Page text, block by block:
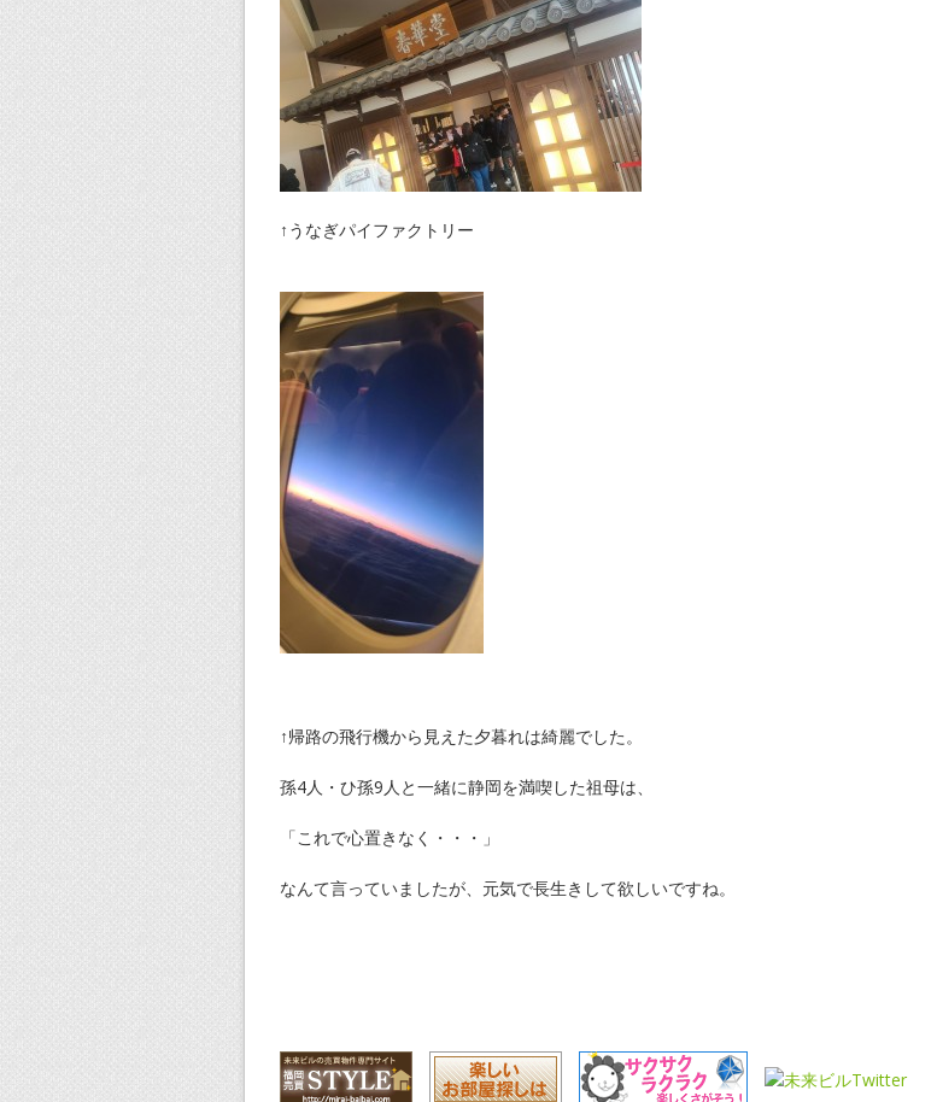
↑うなぎパイファクトリー
↑帰路の飛行機から見えた夕暮れは綺麗でした。
孫4人・ひ孫9人と一緒に静岡を満喫した祖母は、
「これで心置きなく・・・」
なんて言っていましたが、元気で長生きして欲しいですね。